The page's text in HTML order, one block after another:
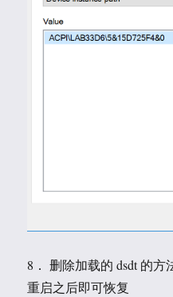
8． 删除加载的 dsdt 的方
重启之后即可恢复